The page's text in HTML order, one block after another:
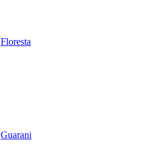
Floresta
Guarani